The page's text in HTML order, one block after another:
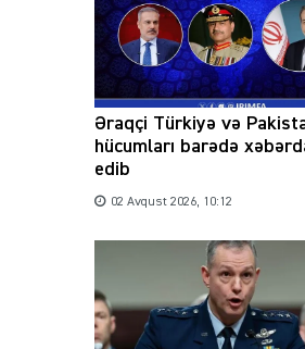
Əraqçi Türkiyə və
hücumları barədə
edib
02 Avqust 2026, 10:12